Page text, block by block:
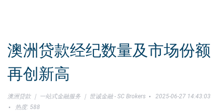
澳洲贷款经纪数量及市场份额
再创新高
澳洲贷款 ｜ 一站式金融服务 ｜ 世诚金融 - SC Brokers
2025-06-27 14:43:03
热度: 588